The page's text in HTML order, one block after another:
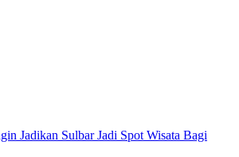
Jadikan Sulbar Jadi Spot Wisata Bagi